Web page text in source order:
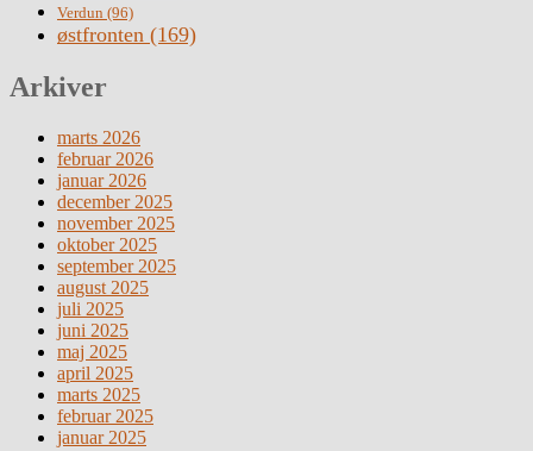
Verdun (96)
østfronten (169)
Arkiver
marts 2026
februar 2026
januar 2026
december 2025
november 2025
oktober 2025
september 2025
august 2025
juli 2025
juni 2025
maj 2025
april 2025
marts 2025
februar 2025
januar 2025